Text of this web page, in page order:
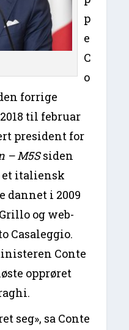
p
e
C
o
forrige
til februar
president for
– M5Ssiden
et italiensk
dannet i 2009
og web-
Casaleggio.
Conte
opprøret
seg», sa Conte